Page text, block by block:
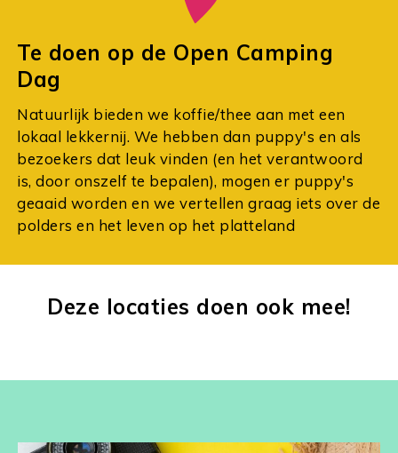
Te doen op de Open Camping
Dag
Natuurlijk bieden we koffie/thee aan met een
lokaal lekkernij. We hebben dan puppy's en als
bezoekers dat leuk vinden (en het verantwoord
is, door onszelf te bepalen), mogen er puppy's
geaaid worden en we vertellen graag iets over de
polders en het leven op het platteland
Deze locaties doen ook mee!